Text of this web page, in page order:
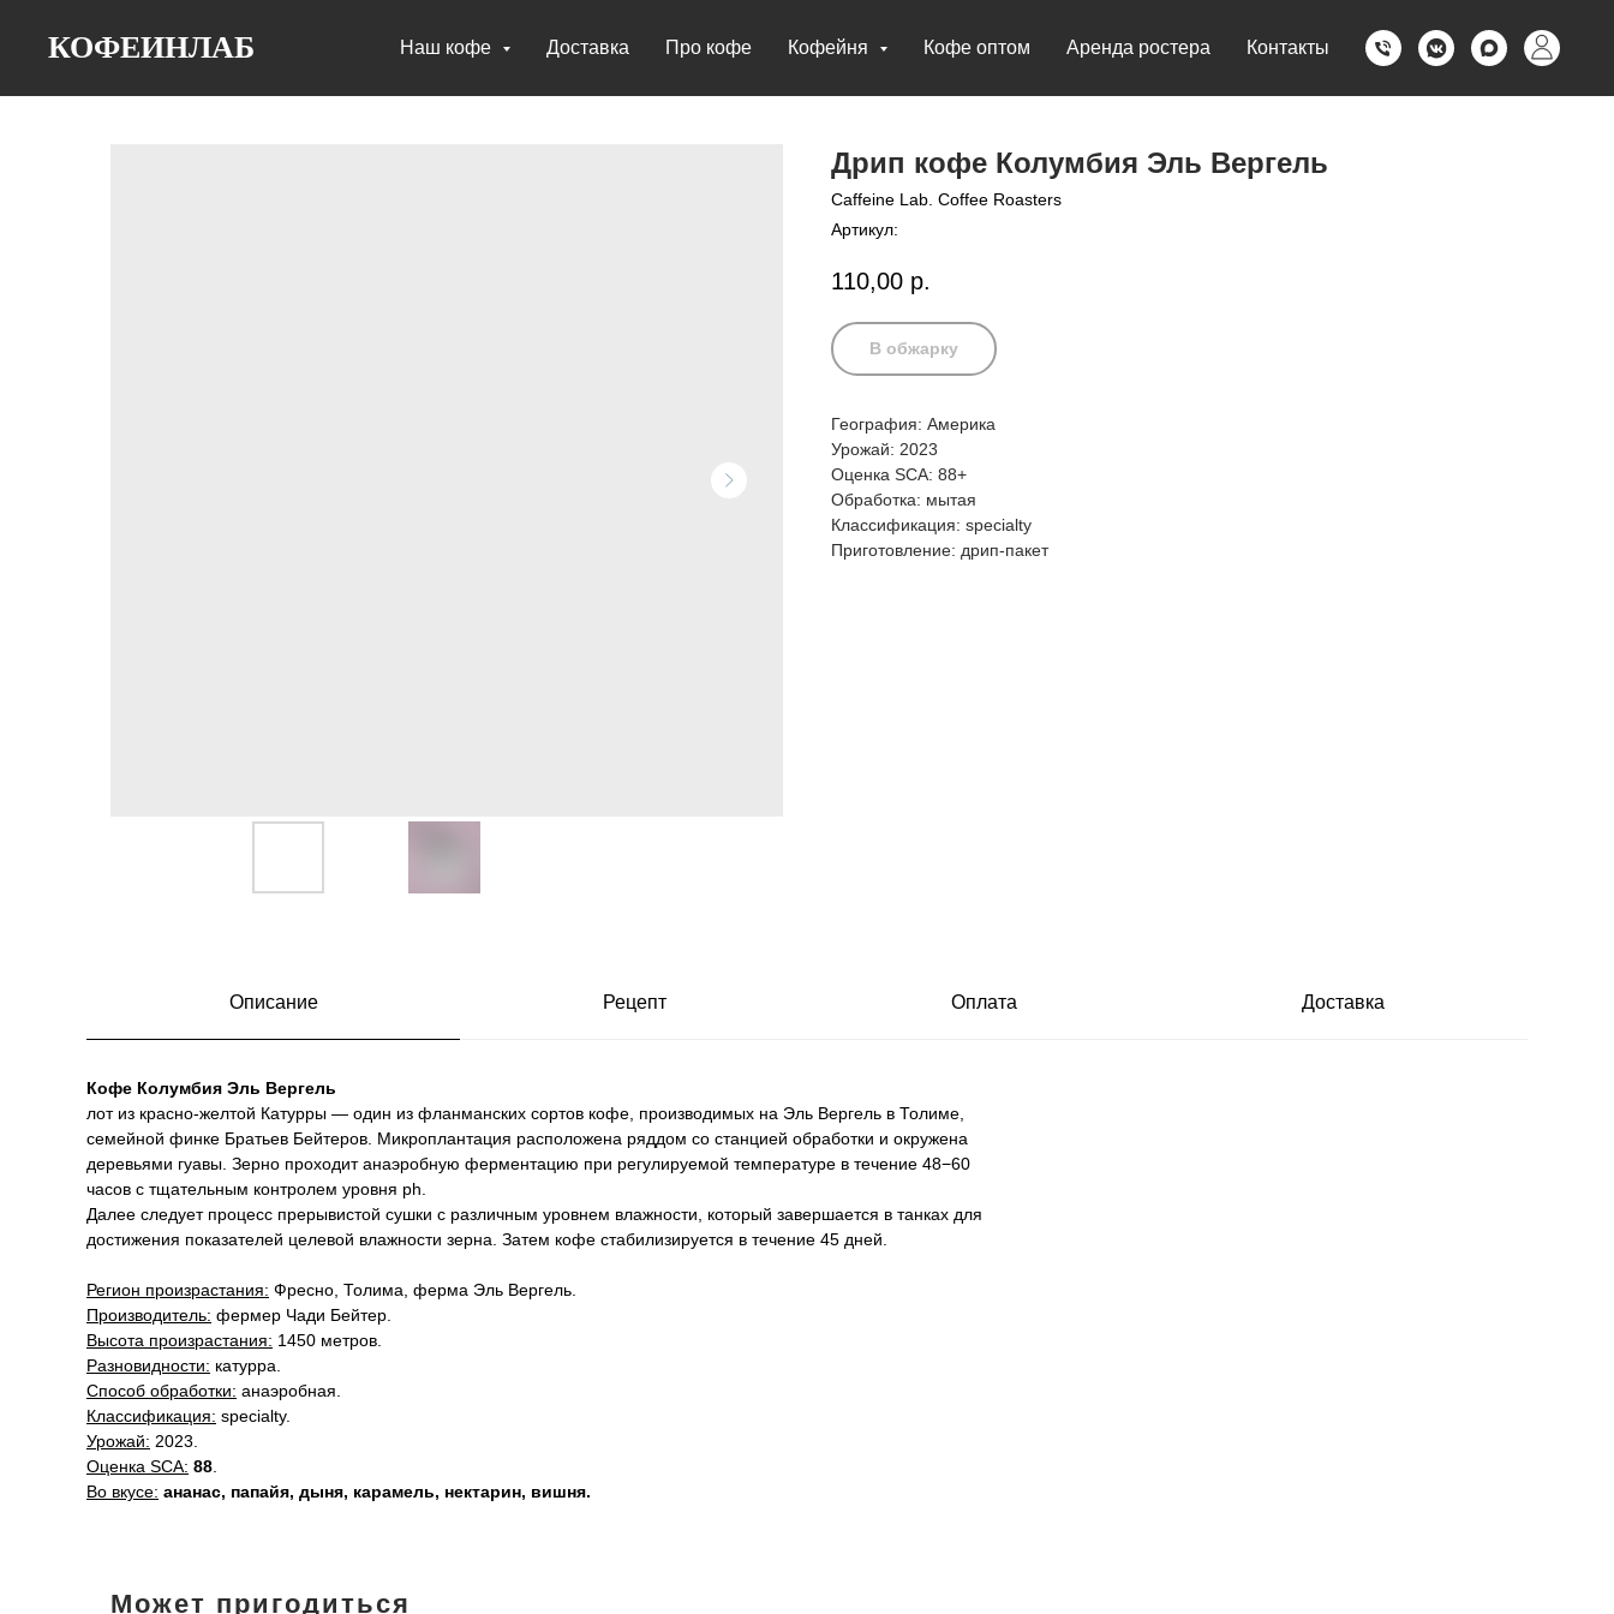
КОФЕИНЛАБ Наш кофе Доставка Про кофе Кофейня Кофе оптом Аренда ростера Контакты
Дрип кофе Колумбия Эль Вергель
Caffeine Lab. Coffee Roasters
Артикул:
110,00 р.
В обжарку
География: Америка
Урожай: 2023
Оценка SCA: 88+
Обработка: мытая
Классификация: specialty
Приготовление: дрип-пакет
Описание Рецепт Оплата Доставка
Кофе Колумбия Эль Вергель
лот из красно-желтой Катурры — один из фланманских сортов кофе, производимых на Эль Вергель в Толиме,
семейной финке Братьев Бейтеров. Микроплантация расположена ряддом со станцией обработки и окружена
деревьями гуавы. Зерно проходит анаэробную ферментацию при регулируемой температуре в течение 48−60
часов с тщательным контролем уровня ph.
Далее следует процесс прерывистой сушки с различным уровнем влажности, который завершается в танках для
достижения показателей целевой влажности зерна. Затем кофе стабилизируется в течение 45 дней.
Регион произрастания: Фресно, Толима, ферма Эль Вергель.
Производитель: фермер Чади Бейтер.
Высота произрастания: 1450 метров.
Разновидности: катурра.
Способ обработки: анаэробная.
Классификация: specialty.
Урожай: 2023.
Оценка SCA: 88
Во вкусе: ананас, папайя, дыня, карамель, нектарин, вишня.
Может пригодиться